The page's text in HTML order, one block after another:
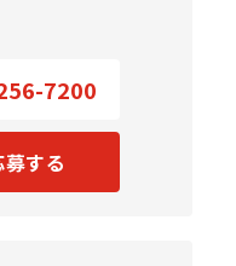
7200
する